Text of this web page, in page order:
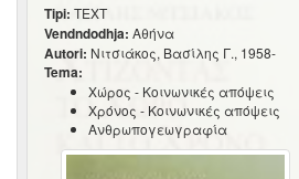
Tipi: TEXT
Vendndodhja: Αθήνα
Autori: Νιτσιάκος, Βασίλης Γ., 1958-
Tema:
Χώρος - Κοινωνικές απόψεις
Χρόνος - Κοινωνικές απόψεις
Ανθρωπογεωγραφία